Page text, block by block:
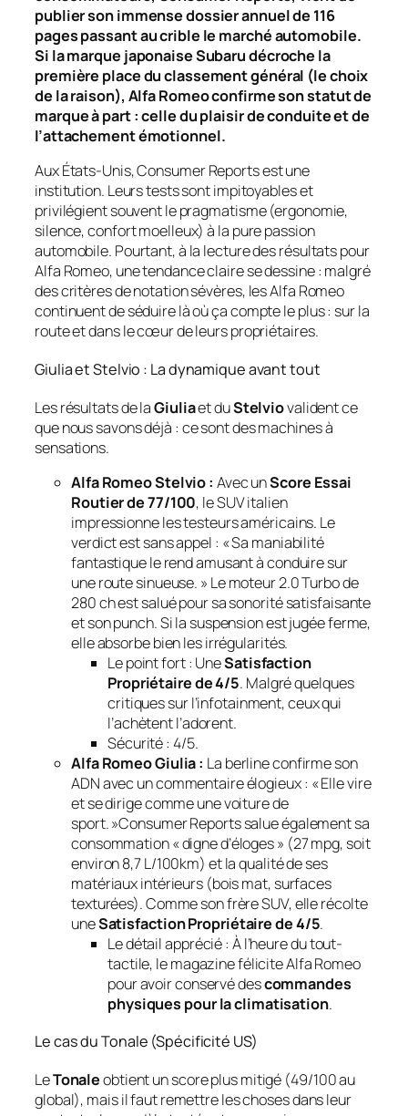
publier son immense dossier annuel de 116
pages passant au crible le marché automobile.
Si la marque japonaise Subaru décroche la
première place du classement général (le choix
de la raison), Alfa Romeo confirme son statut de
marque à part : celle du plaisir de conduite et de
l’attachement émotionnel.
Aux États-Unis,Consumer Reportsest une
institution. Leurs tests sont impitoyables et
privilégient souvent le pragmatisme (ergonomie,
silence, confort moelleux) à la pure passion
automobile. Pourtant, à la lecture des résultats pour
Alfa Romeo, une tendance claire se dessine : malgré
des critères de notation sévères, les Alfa Romeo
continuent de séduire là où ça compte le plus : sur la
route et dans le cœur de leurs propriétaires.
Giulia et Stelvio : La dynamique avant tout
Les résultats de laGiuliaet duStelviovalident ce
que nous savons déjà : ce sont des machines à
sensations.
Alfa Romeo Stelvio : Avec unScore Essai
Routier de 77/100, le SUV italien
impressionne les testeurs américains. Le
verdict est sans appel : « Sa maniabilité
fantastique le rend amusant à conduire sur
une route sinueuse. » Le moteur 2.0 Turbo de
280 ch est salué pour sa sonorité satisfaisante
et son punch. Si la suspension est jugée ferme,
elle absorbe bien les irrégularités.
Le point fort : UneSatisfaction
Propriétaire de 4/5. Malgré quelques
critiques sur l’infotainment, ceux qui
l’achètent l’adorent.
Sécurité : 4/5.
Alfa Romeo Giulia : La berline confirme son
ADN avec un commentaire élogieux : « Elle vire
et se dirige comme une voiture de
sport. »Consumer Reportssalue également sa
consommation « digne d’éloges » (27 mpg, soit
environ 8,7 L/100km) et la qualité de ses
matériaux intérieurs (bois mat, surfaces
texturées). Comme son frère SUV, elle récolte
uneSatisfaction Propriétaire de 4/5.
Le détail apprécié : À l’heure du tout-
tactile, le magazine félicite Alfa Romeo
pour avoir conservé descommandes
physiques pour la climatisation.
Le cas du Tonale (Spécificité US)
LeTonaleobtient un score plus mitigé (49/100 au
global), mais il faut remettre les choses dans leur